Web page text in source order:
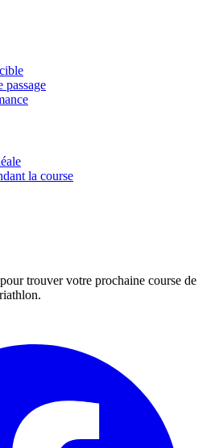
passage
la course
trouver votre prochaine course de